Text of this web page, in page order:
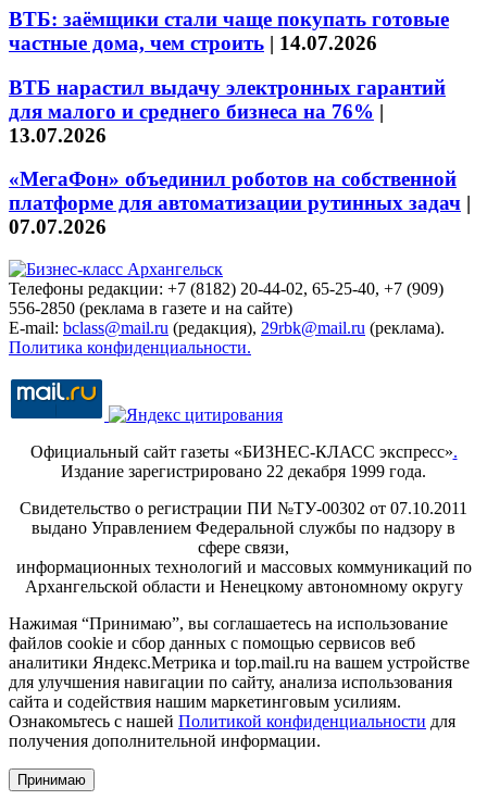
ВТБ: заёмщики стали чаще покупать готовые
частные дома, чем строить | 14.07.2026
ВТБ нарастил выдачу электронных гарантий
для малого и среднего бизнеса на 76% |
13.07.2026
«МегаФон» объединил роботов на собственной
платформе для автоматизации рутинных задач |
07.07.2026
Телефоны редакции: +7 (8182) 20-44-02, 65-25-40, +7 (909)
556-2850 (реклама в газете и на сайте)
E-mail: bclass@mail.ru (редакция), 29rbk@mail.ru (реклама).
Политика конфиденциальности.
Официальный сайт газеты «БИЗНЕС-КЛАСС экспресс».
Издание зарегистрировано 22 декабря 1999 года.
Свидетельство о регистрации ПИ №ТУ-00302 от 07.10.2011
выдано Управлением Федеральной службы по надзору в
сфере связи,
информационных технологий и массовых коммуникаций по
Архангельской области и Ненецкому автономному округу
Нажимая “Принимаю”, вы соглашаетесь на использование
файлов cookie и сбор данных с помощью сервисов веб
аналитики Яндекс.Метрика и top.mail.ru на вашем устройстве
для улучшения навигации по сайту, анализа использования
сайта и содействия нашим маркетинговым усилиям.
Ознакомьтесь с нашей Политикой конфиденциальности для
получения дополнительной информации.
Принимаю